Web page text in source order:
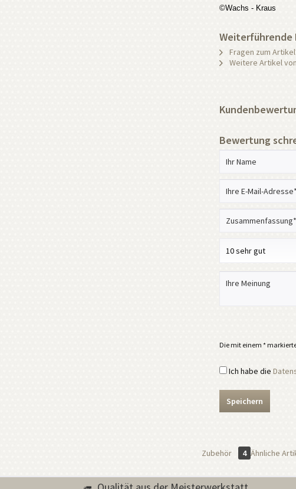
©Wachs - Kraus
Weiterführende
Fragen zum
Weitere Artikel
Bewertung
Die mit einem *
Ich habe die
Speichern
Zubehör 4 Ähnliche